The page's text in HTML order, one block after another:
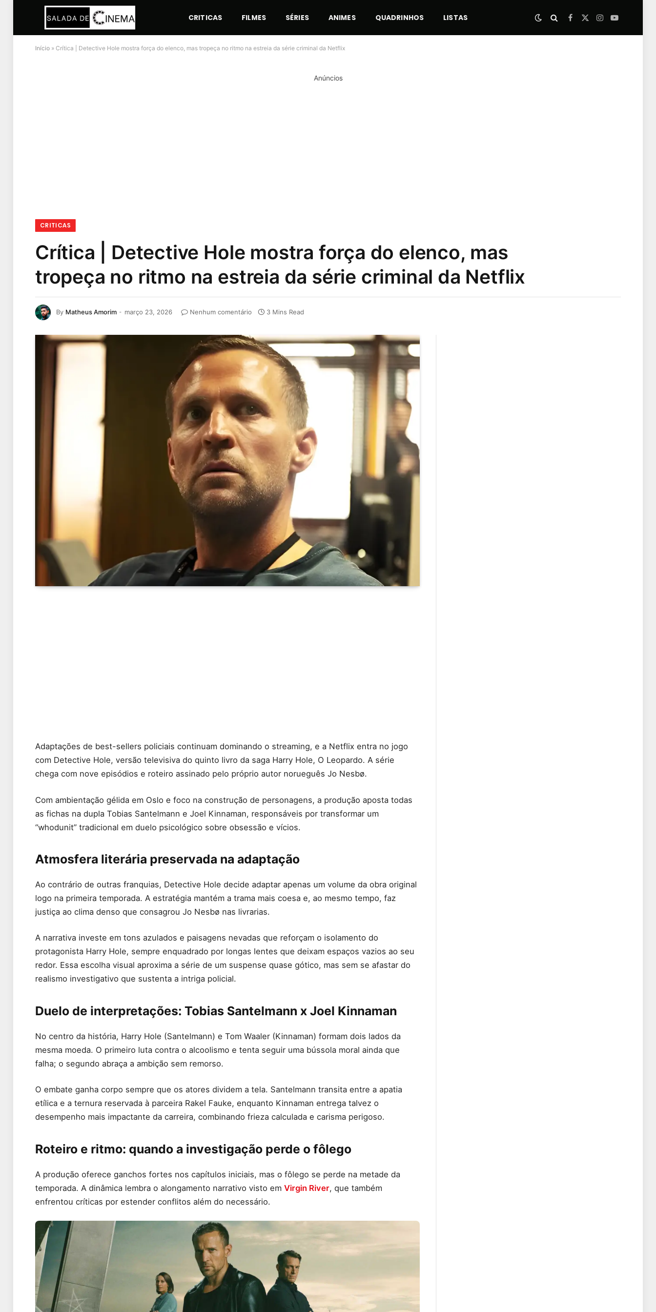
CRITICAS FILMES SÉRIES ANIMES QUADRINHOS LISTAS Facebook
X
Instagram
YouTube
Início » Crítica | Detective Hole mostra força do elenco, mas tropeça no ritmo na estreia da série criminal da Netflix
Anúncios
CRITICAS
Crítica | Detective Hole mostra força do elenco, mas
tropeça no ritmo na estreia da série criminal da Netflix
By Matheus Amorim março 23, 2026 Nenhum comentário 3 Mins Read
Adaptações de best-sellers policiais continuam dominando o streaming, e a Netflix entra no jogo
com Detective Hole, versão televisiva do quinto livro da saga Harry Hole, O Leopardo. A série
chega com nove episódios e roteiro assinado pelo próprio autor norueguês Jo Nesbø.
Com ambientação gélida em Oslo e foco na construção de personagens, a produção aposta todas
as fichas na dupla Tobias Santelmann e Joel Kinnaman, responsáveis por transformar um
“whodunit” tradicional em duelo psicológico sobre obsessão e vícios.
Atmosfera literária preservada na adaptação
Ao contrário de outras franquias, Detective Hole decide adaptar apenas um volume da obra original
logo na primeira temporada. A estratégia mantém a trama mais coesa e, ao mesmo tempo, faz
justiça ao clima denso que consagrou Jo Nesbø nas livrarias.
A narrativa investe em tons azulados e paisagens nevadas que reforçam o isolamento do
protagonista Harry Hole, sempre enquadrado por longas lentes que deixam espaços vazios ao seu
redor. Essa escolha visual aproxima a série de um suspense quase gótico, mas sem se afastar do
realismo investigativo que sustenta a intriga policial.
Duelo de interpretações: Tobias Santelmann x Joel Kinnaman
No centro da história, Harry Hole (Santelmann) e Tom Waaler (Kinnaman) formam dois lados da
mesma moeda. O primeiro luta contra o alcoolismo e tenta seguir uma bússola moral ainda que
falha; o segundo abraça a ambição sem remorso.
O embate ganha corpo sempre que os atores dividem a tela. Santelmann transita entre a apatia
etílica e a ternura reservada à parceira Rakel Fauke, enquanto Kinnaman entrega talvez o
desempenho mais impactante da carreira, combinando frieza calculada e carisma perigoso.
Roteiro e ritmo: quando a investigação perde o fôlego
A produção oferece ganchos fortes nos capítulos iniciais, mas o fôlego se perde na metade da
temporada. A dinâmica lembra o alongamento narrativo visto em Virgin River, que também
enfrentou críticas por estender conflitos além do necessário.